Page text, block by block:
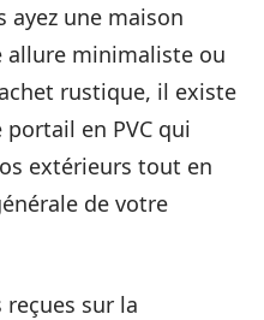
ayez une maison
allure minimaliste ou
rustique, il existe
en PVC qui
extérieurs tout en
de votre
sur la